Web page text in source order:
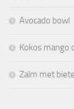
Avocado bowl
Kokos mango
Zalm met